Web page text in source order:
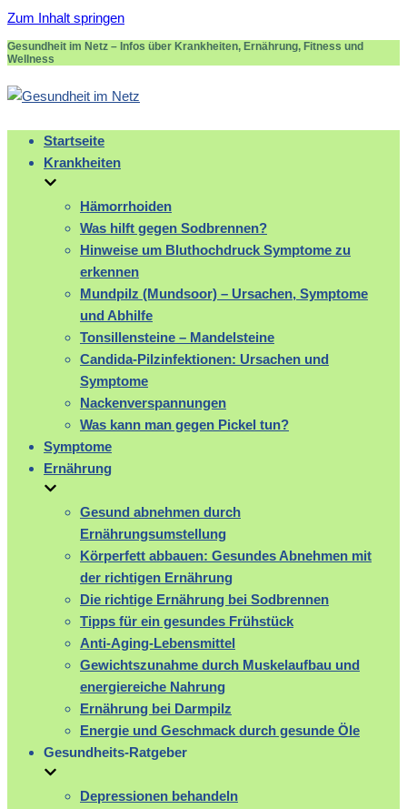
Zum Inhalt springen
Gesundheit im Netz – Infos über Krankheiten, Ernährung, Fitness und
Wellness
Startseite
Krankheiten
Hämorrhoiden
Was hilft gegen Sodbrennen?
Hinweise um Bluthochdruck Symptome zu
erkennen
Mundpilz (Mundsoor) – Ursachen, Symptome
und Abhilfe
Tonsillensteine – Mandelsteine
Candida-Pilzinfektionen: Ursachen und
Symptome
Nackenverspannungen
Was kann man gegen Pickel tun?
Symptome
Ernährung
Gesund abnehmen durch
Ernährungsumstellung
Körperfett abbauen: Gesundes Abnehmen mit
der richtigen Ernährung
Die richtige Ernährung bei Sodbrennen
Tipps für ein gesundes Frühstück
Anti-Aging-Lebensmittel
Gewichtszunahme durch Muskelaufbau und
energiereiche Nahrung
Ernährung bei Darmpilz
Energie und Geschmack durch gesunde Öle
Gesundheits-Ratgeber
Depressionen behandeln